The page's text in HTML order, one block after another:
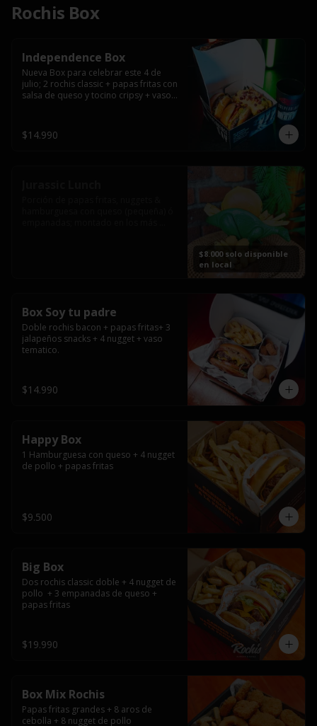
Rochis Box
Independence Box
Nueva Box para celebrar este 4 de
julio; 2 rochis classic + papas fritas con
salsa de queso y tocino cripsy + vaso
$14.990
$8.000 solo disponible
en local
Box Soy tu padre
Doble rochis bacon + papas fritas+ 3
jalapeños snacks + 4 nugget + vaso
tematico.
$14.990
Happy Box
1 Hamburguesa con queso + 4 nugget
de pollo + papas fritas
$9.500
Big Box
Dos rochis classic doble + 4 nugget de
pollo  + 3 empanadas de queso +
papas fritas
$19.990
Box Mix Rochis
Papas fritas grandes + 8 aros de
cebolla + 8 nugget de pollo